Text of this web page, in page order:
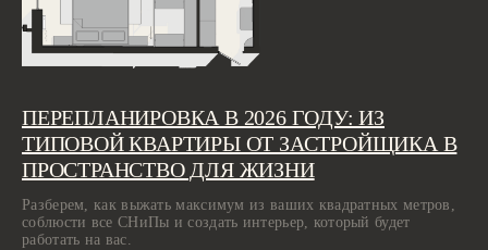
ПЕРЕПЛАНИРОВКА В 2026 ГОДУ: ИЗ
ТИПОВОЙ КВАРТИРЫ ОТ ЗАСТРОЙЩИКА В
ПРОСТРАНСТВО ДЛЯ ЖИЗНИ
Разберем, как выжать максимум из ваших квадратных метров,
соблюсти все СНиПы и создать интерьер, который будет
работать на вас.